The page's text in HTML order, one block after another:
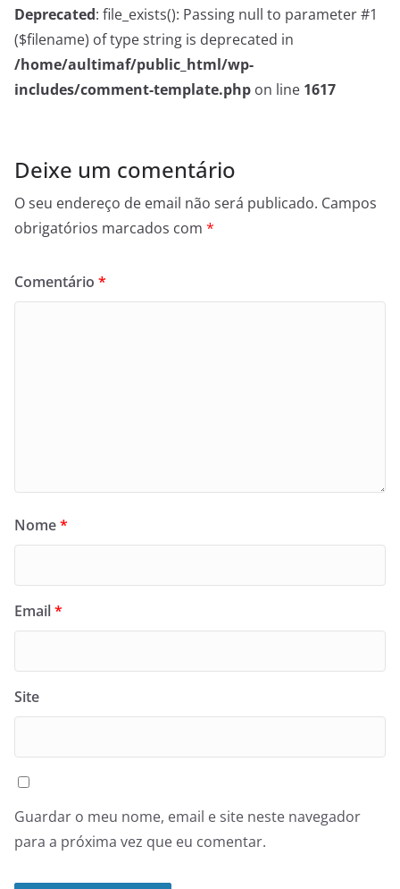
Deprecated: file_exists(): Passing null to parameter #1
($filename) of type string is deprecated in
/home/aultimaf/public_html/wp-
includes/comment-template.php on line 1617
Deixe um comentário
O seu endereço de email não será publicado. Campos
obrigatórios marcados com *
Comentário *
Nome*
Email*
Site
Guardar o meu nome, email e site neste navegador
para a próxima vez que eu comentar.